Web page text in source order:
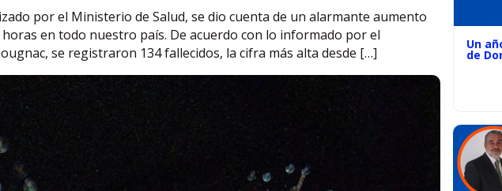
por el Ministerio de Salud, se dio cuenta de un alarmante aumento
en todo nuestro país. De acuerdo con lo informado por el
se registraron 134 fallecidos, la cifra más alta desde […]
Un
de